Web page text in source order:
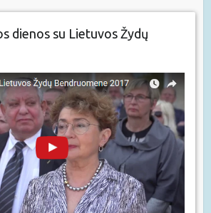
dienos su Lietuvos Žydų